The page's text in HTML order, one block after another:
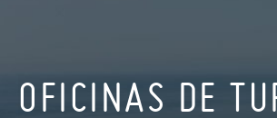
OFICINAS DE